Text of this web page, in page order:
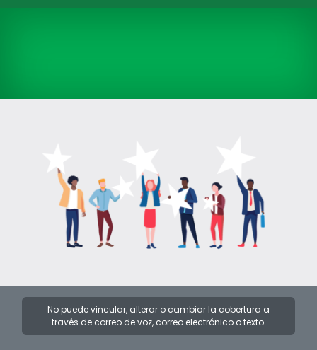
No puede vincular, alterar o cambiar la cobertura a
través de correo de voz, correo electrónico o texto.